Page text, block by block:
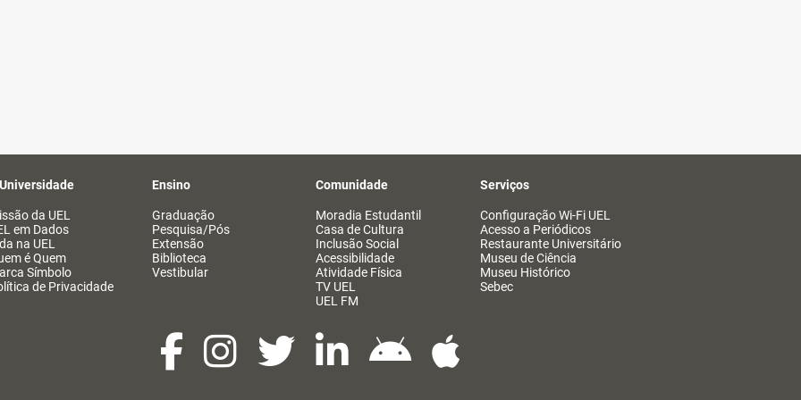
da UEL
em Dados
na UEL
é Quem
Símbolo
de Privacidade
Ensino
Graduação
Pesquisa/Pós
Extensão
Biblioteca
Vestibular
Comunidade
Moradia Estudantil
Casa de Cultura
Inclusão Social
Acessibilidade
Atividade Física
TV UEL
UEL FM
Serviços
Configuração Wi-Fi UEL
Acesso a Periódicos
Restaurante Universitário
Museu de Ciência
Museu Histórico
Sebec